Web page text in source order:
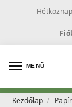
MENÜ
Kezdőlap / Papír